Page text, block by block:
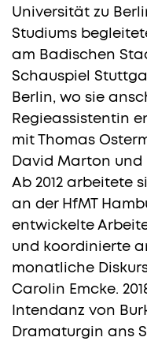
Universität zu
Studiums
am Badischen
Schauspiel
Berlin, wo sie
Regieassistentin
mit Thomas
David Marton und
Ab 2012 arbeitete
an der HfMT
entwickelte
und koordinierte
monatliche
Carolin Emcke.
Intendanz von
Dramaturgin ans